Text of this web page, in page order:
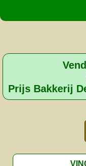
Prijs Bakkerij